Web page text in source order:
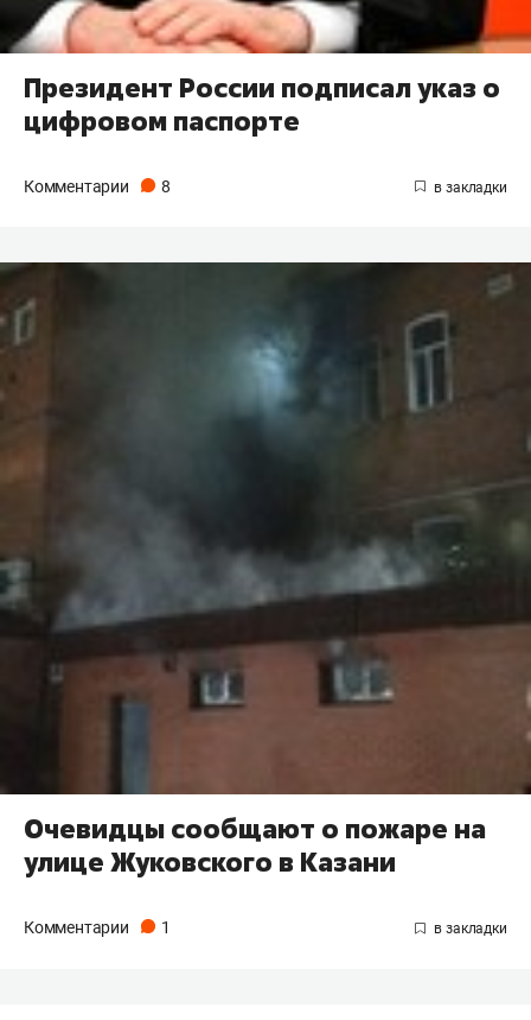
Президент России подписал указ о
цифровом паспорте
Комментарии 8
Очевидцы сообщают о пожаре на
улице Жуковского в Казани
Комментарии 1